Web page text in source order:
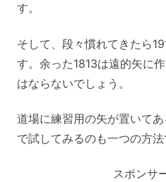
す。
そして、段々慣れてきたら
す。余った1813は遠的矢に
はならないでしょう。
道場に練習用の矢が置いて
で試してみるのも一つの方法
スポンサ